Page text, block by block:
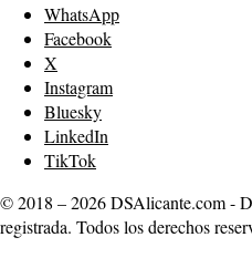
WhatsApp
Facebook
X
Instagram
Bluesky
LinkedIn
TikTok
© 2018 – 2026 DSAlicante.com -
registrada. Todos los derechos